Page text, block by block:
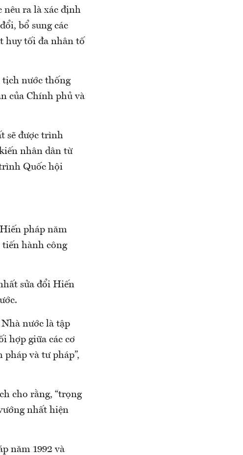
nêu ra là xác định
bổ sung các
huy tối đa nhân tố
tịch nước thống
của Chính phủ và
sẽ được trình
nhân dân từ
Quốc hội
pháp năm
tiến hành công
sửa đổi Hiến
nước là tập
hợp giữa các cơ
và tư pháp”,
cho rằng, “trọng
nhất hiện
năm 1992 và